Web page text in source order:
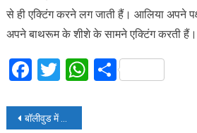
से ही एक्टिंग करने लग जाती हैं। आलिया अपने
अपने बाथरूम के शीशे के सामने एक्टिंग करती हैं।
Facebook
Twitter
WhatsApp
Share
Post
बॉलीवुड में डेब्यू से पहले इरा खान पिता आमिर के साथ बिता रहीं वक्त